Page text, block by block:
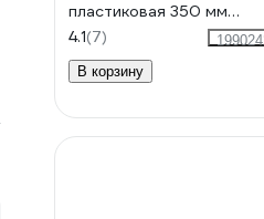
пластиковая 350 мм
красная 50 шт 07-6131
4.1(7)
В корзину